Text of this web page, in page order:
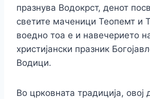
празнува Водокрст, денот
светите маченици Теопемт и
воедно тоа е и навечерието
христијански празник
Водици.
Во црковната традиција, овој